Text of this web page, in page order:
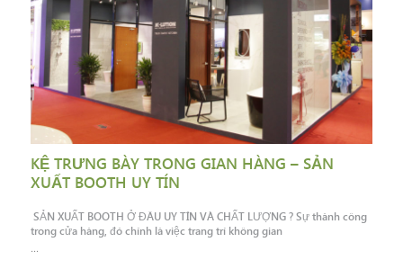
KỆ TRƯNG BÀY TRONG GIAN HÀNG – SẢN
XUẤT BOOTH UY TÍN
SẢN XUẤT BOOTH Ở ĐÂU UY TÍN VÀ CHẤT LƯỢNG ? Sự thành công
trong cửa hàng, đó chính là việc trang trí không gian